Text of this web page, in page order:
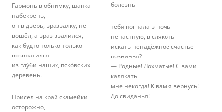
Гармонь в обнимку, шапка
набекрень,
он в дверь, вразвалку, не
вошёл, а враз ввалился,
как будто только-только
возвратился
из глýби наших, пскóвских
деревень.
Присел на край скамейки
осторожно,
болезнь
тебя погнала в ночь
ненастную, в слякоть
искать ненадёжное счастье
познанья?
— Родные! Лохматые! С вами
калякать
мне некогда! К вам я вернусь!
До свиданья!